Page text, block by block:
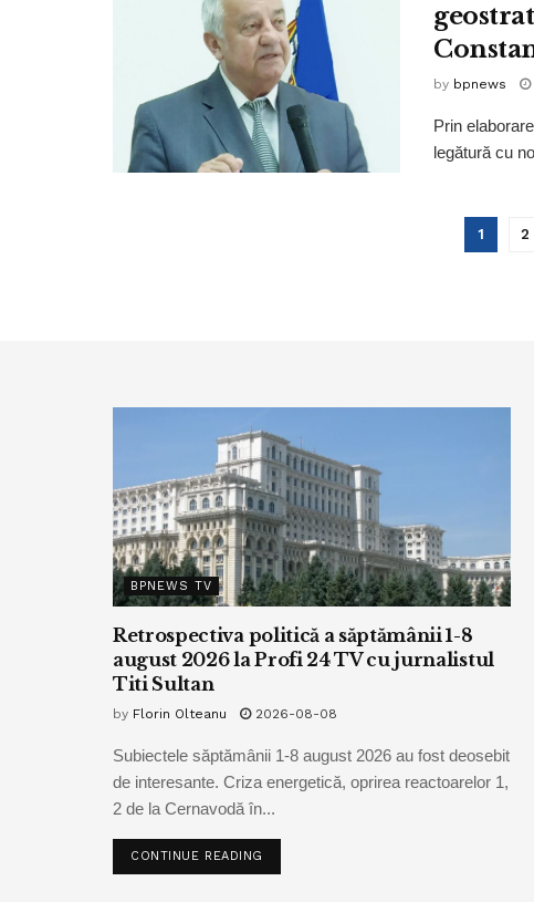
by bpnews
Prin
legătură cu
1 2
BPNEWS TV
Retrospectiva politică a săptămânii 1-8
august 2026 la Profi 24 TV cu jurnalistul
Titi Sultan
by Florin Olteanu 2026-08-08
Subiectele săptămânii 1-8 august 2026 au fost deosebit
de interesante. Criza energetică, oprirea reactoarelor 1,
2 de la Cernavodă în...
CONTINUE READING